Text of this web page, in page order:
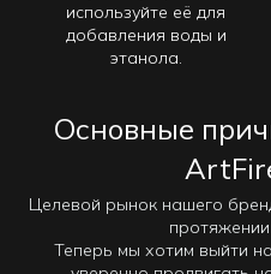
используйте её для
добавления воды и
этанола.
Основные
Целевой рынок нашего
Теперь мы хотим выйти